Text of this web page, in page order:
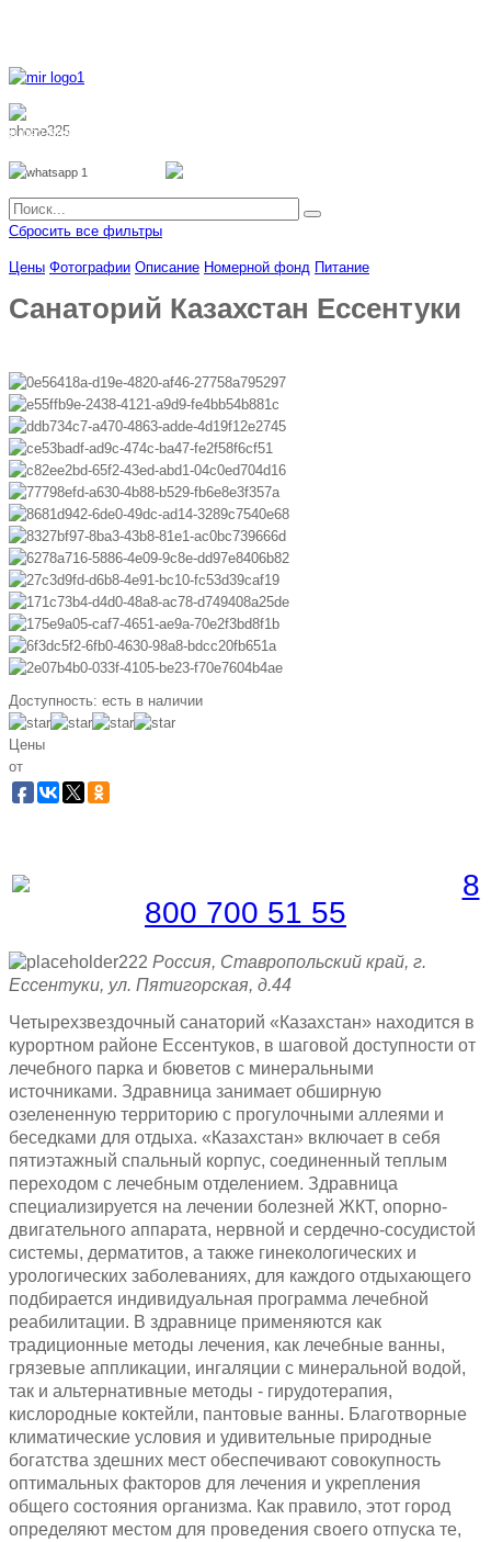
8 962 888 51 55
Сбросить все фильтры
Цены Фотографии Описание Номерной фонд Питание
Санаторий Казахстан Ессентуки
Доступность: есть в наличии
Цены
от
8
800 700 51 55
Россия, Ставропольский край, г.
Ессентуки, ул. Пятигорская, д.44
Четырехзвездочный санаторий «Казахстан» находится в
курортном районе Ессентуков, в шаговой доступности от
лечебного парка и бюветов с минеральными
источниками. Здравница занимает обширную
озелененную территорию с прогулочными аллеями и
беседками для отдыха. «Казахстан» включает в себя
пятиэтажный спальный корпус, соединенный теплым
переходом с лечебным отделением. Здравница
специализируется на лечении болезней ЖКТ, опорно-
двигательного аппарата, нервной и сердечно-сосудистой
системы, дерматитов, а также гинекологических и
урологических заболеваниях, для каждого отдыхающего
подбирается индивидуальная программа лечебной
реабилитации. В здравнице применяются как
традиционные методы лечения, как лечебные ванны,
грязевые аппликации, ингаляции с минеральной водой,
так и альтернативные методы - гирудотерапия,
кислородные коктейли, пантовые ванны. Благотворные
климатические условия и удивительные природные
богатства здешних мест обеспечивают совокупность
оптимальных факторов для лечения и укрепления
общего состояния организма. Как правило, этот город
определяют местом для проведения своего отпуска те,